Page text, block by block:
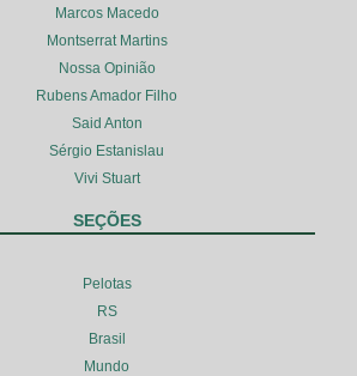
Marcos Macedo
Montserrat Martins
Nossa Opinião
Rubens Amador Filho
Said Anton
Sérgio Estanislau
Vivi Stuart
SEÇÕES
Pelotas
RS
Brasil
Mundo